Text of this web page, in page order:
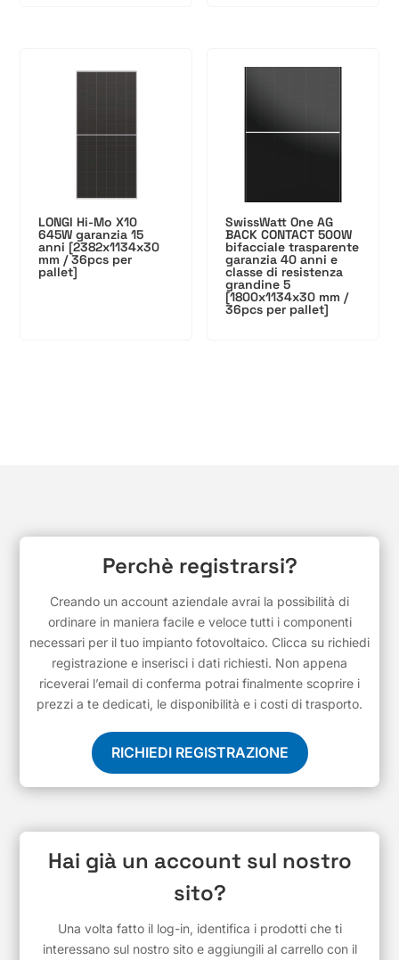
LONGI Hi-Mo X10
645W garanzia 15
anni [2382x1134x30
mm / 36pcs per
pallet]
SwissWatt One AG
BACK CONTACT 500W
bifacciale trasparente
garanzia 40 anni e
classe di resistenza
grandine 5
[1800x1134x30 mm /
36pcs per pallet]
Perchè registrarsi?
Creando un account aziendale avrai la possibilità di
ordinare in maniera facile e veloce tutti i componenti
necessari per il tuo impianto fotovoltaico. Clicca su richiedi
registrazione e inserisci i dati richiesti. Non appena
riceverai l’email di conferma potrai finalmente scoprire i
prezzi a te dedicati, le disponibilità e i costi di trasporto.
RICHIEDI REGISTRAZIONE
Hai già un account sul nostro
sito?
Una volta fatto il log-in, identifica i prodotti che ti
interessano sul nostro sito e aggiungili al carrello con il